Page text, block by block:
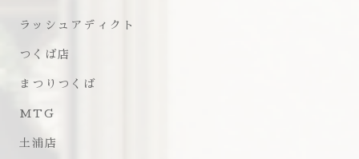
ラッシュアディクト
つくば店
まつりつくば
MTG
土浦店